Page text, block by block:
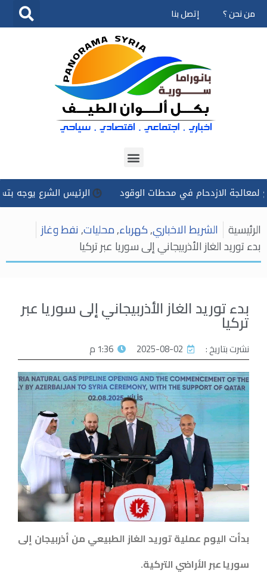
تخطى
من نحن ؟ إتصل بنا
الازدحام في محطات الوقود الرئيس الشرع يوجه بتسخير كل
الرئيسية الشريط الاخباري,كهرباء,محليات,نفط وغاز
بدء توريد الغاز الأذربيجاني إلى سوريا عبر تركيا
بدء توريد الغاز الأذربيجاني إلى سوريا عبر
تركيا
نشرت بتاريخ : 2025-08-02 1:36 م
بدأت اليوم عملية توريد الغاز الطبيعي من أذربيجان إلى
سوريا عبر الأراضي التركية.